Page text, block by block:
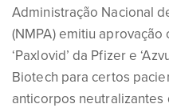
Administração Nacional
(NMPA) emitiu
‘Paxlovid’ da Pfizer e
Biotech para certos
anticorpos neutralizantes